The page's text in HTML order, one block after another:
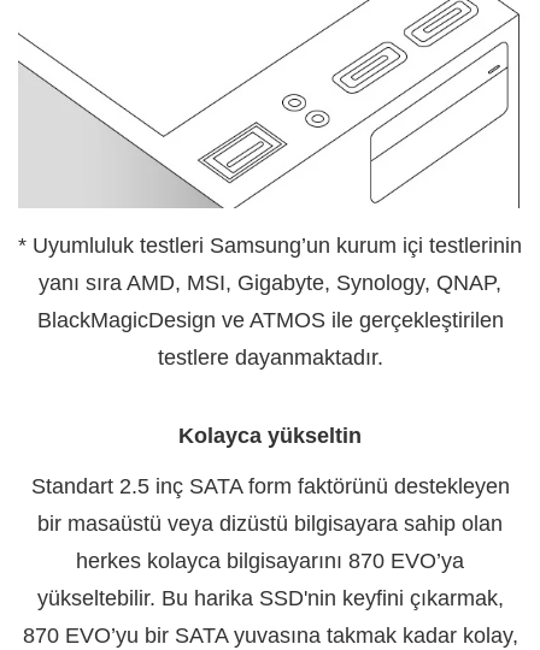
* Uyumluluk testleri Samsung’un kurum içi testlerinin
yanı sıra AMD, MSI, Gigabyte, Synology, QNAP,
BlackMagicDesign ve ATMOS ile gerçekleştirilen
testlere dayanmaktadır.
Kolayca yükseltin
Standart 2.5 inç SATA form faktörünü destekleyen
bir masaüstü veya dizüstü bilgisayara sahip olan
herkes kolayca bilgisayarını 870 EVO’ya
yükseltebilir. Bu harika SSD'nin keyfini çıkarmak,
870 EVO’yu bir SATA yuvasına takmak kadar kolay,